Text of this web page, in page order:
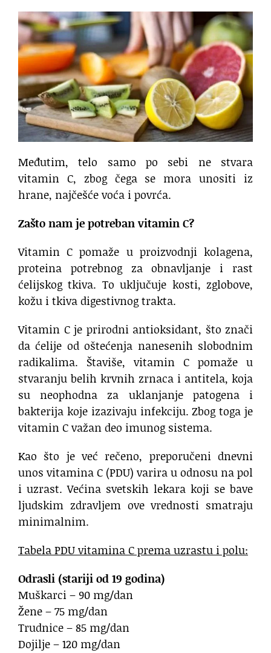
Međutim, telo samo po sebi ne stvara
vitamin C, zbog čega se mora unositi iz
hrane, najčešće voća i povrća.
Zašto nam je potreban vitamin C?
Vitamin C pomaže u proizvodnji kolagena,
proteina potrebnog za obnavljanje i rast
ćelijskog tkiva. To uključuje kosti, zglobove,
kožu i tkiva digestivnog trakta.
Vitamin C je prirodni antioksidant, što znači
da ćelije od oštećenja nanesenih slobodnim
radikalima. Štaviše, vitamin C pomaže u
stvaranju belih krvnih zrnaca i antitela, koja
su neophodna za uklanjanje patogena i
bakterija koje izazivaju infekciju. Zbog toga je
vitamin C važan deo imunog sistema.
Kao što je već rečeno, preporučeni dnevni
unos vitamina C (PDU) varira u odnosu na pol
i uzrast. Većina svetskih lekara koji se bave
ljudskim zdravljem ove vrednosti smatraju
minimalnim.
Tabela PDU vitamina C prema uzrastu i polu:
Odrasli (stariji od 19 godina)
Muškarci – 90 mg/dan
Žene – 75 mg/dan
Trudnice – 85 mg/dan
Dojilje – 120 mg/dan